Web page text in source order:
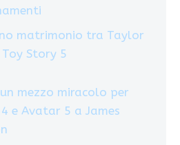
matrimonio tra Taylor
Story 5
mezzo miracolo per
e Avatar 5 a James